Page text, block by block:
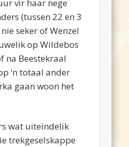
vir haar nege
(tussen 22 en 3
seker of Wenzel
op Wildebos
na Beestekraal
‘n totaal ander
gaan woon het
wat uiteindelik
trekgeselskappe